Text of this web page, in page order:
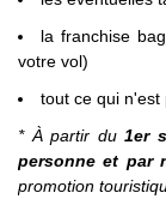
Cliquant ici.
- Etats Unis :
- Canada : sur
Cliquant ici.
la franchise
votre vol)
tout ce qui n'est
* À partir du 1er
personne et par
promotion